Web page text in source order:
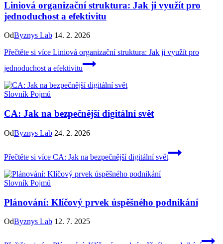
Liniová organizační struktura: Jak ji využít pro
jednoduchost a efektivitu
OdByznys Lab 14. 2. 2026
Přečtěte si více Liniová organizační struktura: Jak ji využít pro
jednoduchost a efektivitu
Slovník Pojmů
CA: Jak na bezpečnější digitální svět
OdByznys Lab 24. 2. 2026
Přečtěte si více CA: Jak na bezpečnější digitální svět
Slovník Pojmů
Plánování: Klíčový prvek úspěšného podnikání
OdByznys Lab 12. 7. 2025